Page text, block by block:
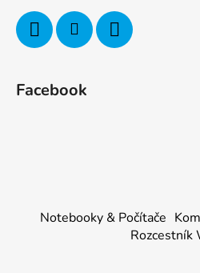
Facebook
Notebooky & Počítače
Rozcestník